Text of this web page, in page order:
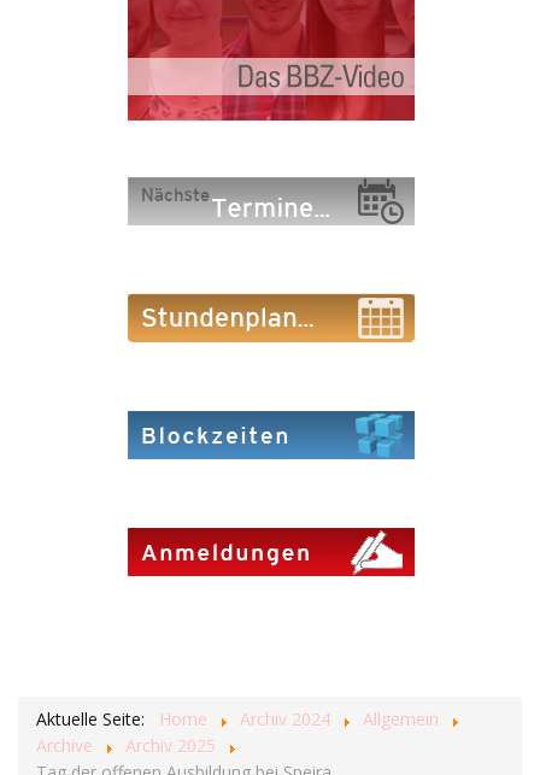
Aktuelle Seite: Home Archiv 2024
Allgemein
Archive
Archiv 2025